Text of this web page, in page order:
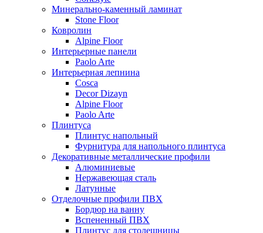
Минерально-каменный ламинат
Stone Floor
Ковролин
Alpine Floor
Интерьерные панели
Paolo Arte
Интерьерная лепнина
Cosca
Decor Dizayn
Alpine Floor
Paolo Arte
Плинтуса
Плинтус напольный
Фурнитура для напольного плинтуса
Декоративные металлические профили
Алюминиевые
Нержавеющая сталь
Латунные
Отделочные профили ПВХ
Бордюр на ванну
Вспененный ПВХ
Плинтус для столешницы